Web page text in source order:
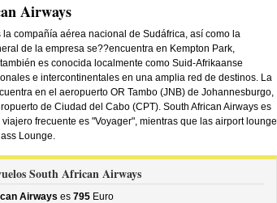
Airways
compañía aérea nacional de Sudáfrica, así como la
de la empresa se??encuentra en Kempton Park,
es conocida localmente como Suid-Afrikaanse
e intercontinentales en una amplia red de destinos. La
en el aeropuerto OR Tambo (JNB) de Johannesburgo,
de Ciudad del Cabo (CPT). South African Airways es
frecuente es "Voyager", mientras que las airport lounge
Lounge.
South African Airways
Airways es 795Euro